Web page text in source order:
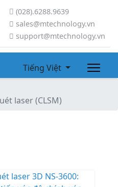
(028).6288.9639
sales@mtechnology.vn
support@mtechnology.vn
Tiếng Việt
laser (CLSM)